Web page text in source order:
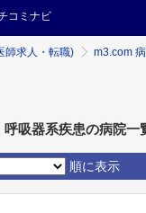
コミナビ
師求人・転職) m3.com
吸器系疾患の病院一
順に表示